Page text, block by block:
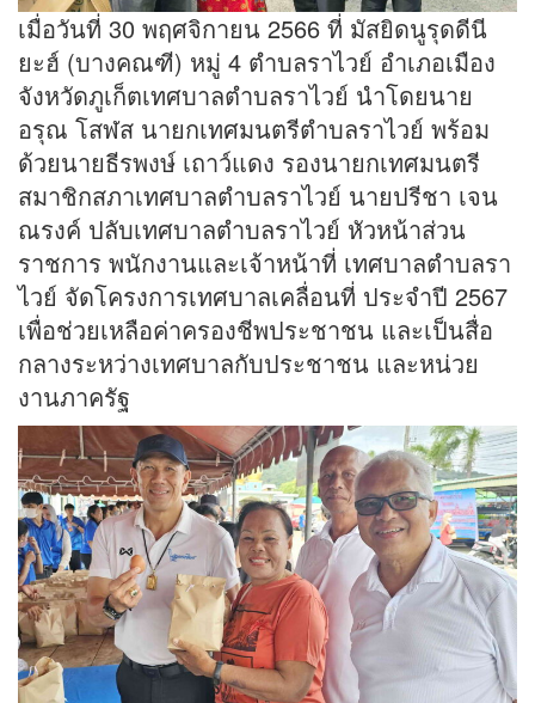
เมื่อวันที่ 30 พฤศจิกายน 2566 ที่ มัสยิดนูรุดดีนี
ยะฮ์ (บางคณฑี) หมู่ 4 ตำบลราไวย์ อำเภอเมือง
จังหวัดภูเก็ตเทศบาลตำบลราไวย์ นำโดยนาย
อรุณ โสฬส นายกเทศมนตรีตำบลราไวย์ พร้อม
ด้วยนายธีรพงษ์ เถาว์แดง รองนายกเทศมนตรี
สมาชิกสภาเทศบาลตำบลราไวย์ นายปรีชา เจน
ณรงค์ ปลับเทศบาลตำบลราไวย์ หัวหน้าส่วน
ราชการ พนักงานและเจ้าหน้าที่ เทศบาลตำบลรา
ไวย์ จัดโครงการเทศบาลเคลื่อนที่ ประจำปี 2567
เพื่อช่วยเหลือค่าครองชีพประชาชน และเป็นสื่อ
กลางระหว่างเทศบาลกับประชาชน และหน่วย
งานภาครัฐ